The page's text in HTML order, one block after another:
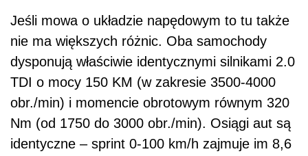
Jeśli mowa o układzie napędowym to tu także
nie ma większych różnic. Oba samochody
dysponują właściwie identycznymi silnikami 2.0
TDI o mocy 150 KM (w zakresie 3500-4000
obr./min) i momencie obrotowym równym 320
Nm (od 1750 do 3000 obr./min). Osiągi aut są
identyczne – sprint 0-100 km/h zajmuje im 8,6